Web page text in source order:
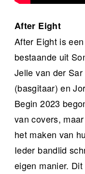
After Eight
After Eight is
bestaande uit
Jelle van der
(basgitaar) en
Begin 2023
van covers,
het maken van
Ieder bandlid
eigen manier.